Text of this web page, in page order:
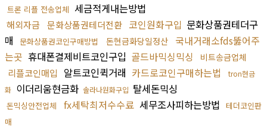
트론 리플 전송업체 세금적게내는방법
해외자금 문화상품권테더전환 코인원화구입 문화상품권테더구
매
문화상품권코인구매방법 돈현금화당일정산
국내거래소fds뚫어주
는곳 휴대폰결제비트코인구입 골드바믹싱믹싱 비트송금업체
리플코인매입 알트코인퀵거래 카드로코인구매하는법
tron현금
화 이더리움현금화 솔라나원화구입 탈세돈믹싱
돈믹싱안전업체 fx세탁최저수수료 세무조사피하는방법 테더코인판
매